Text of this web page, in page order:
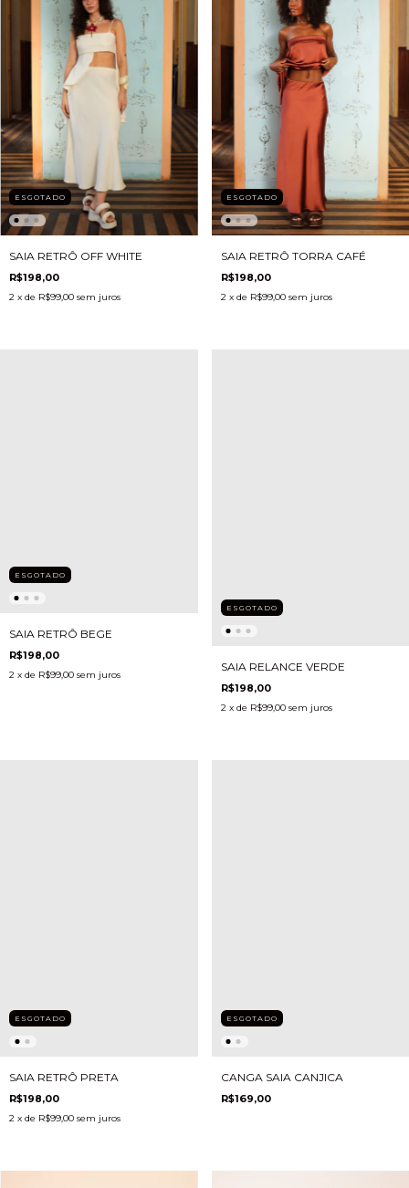
ESGOTADO
SAIA RETRÔ OFF WHITE
R$198,00
2 x de R$99,00 sem juros
ESGOTADO
SAIA RETRÔ TORRA CAFÉ
R$198,00
2 x de R$99,00 sem juros
ESGOTADO
SAIA RETRÔ BEGE
R$198,00
2 x de R$99,00 sem juros
ESGOTADO
SAIA RELANCE VERDE
R$198,00
2 x de R$99,00 sem juros
ESGOTADO
SAIA RETRÔ PRETA
R$198,00
2 x de R$99,00 sem juros
ESGOTADO
CANGA SAIA CANJICA
R$169,00